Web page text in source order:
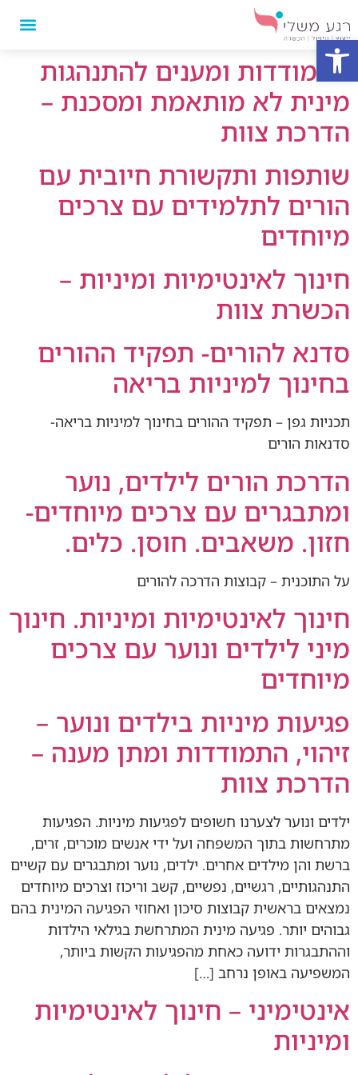
פתח סרגל נגישות
התמודדות ומענים להתנהגות
מינית לא מותאמת ומסכנת –
הדרכת צוות
שותפות ותקשורת חיובית עם
הורים לתלמידים עם צרכים
מיוחדים
חינוך לאינטימיות ומיניות –
הכשרת צוות
סדנא להורים- תפקיד ההורים
בחינוך למיניות בריאה
תכניות גפן – תפקיד ההורים בחינוך למיניות בריאה-
סדנאות הורים
הדרכת הורים לילדים, נוער
ומתבגרים עם צרכים מיוחדים-
חזון. משאבים. חוסן. כלים.
על התוכנית – קבוצות הדרכה להורים
חינוך לאינטימיות ומיניות. חינוך
מיני לילדים ונוער עם צרכים
מיוחדים
פגיעות מיניות בילדים ונוער –
זיהוי, התמודדות ומתן מענה –
הדרכת צוות
ילדים ונוער לצערנו חשופים לפגיעות מיניות. הפגיעות
מתרחשות בתוך המשפחה ועל ידי אנשים מוכרים, זרים,
ברשת והן מילדים אחרים. ילדים, נוער ומתבגרים עם קשיים
התנהגותיים, רגשיים, נפשיים, קשב וריכוז וצרכים מיוחדים
נמצאים בראשית קבוצות סיכון ואחוזי הפגיעה המינית בהם
גבוהים יותר. פגיעה מינית המתרחשת בגילאי הילדות
וההתבגרות ידועה כאחת מהפגיעות הקשות ביותר,
המשפיעה באופן נרחב […]
אינטימיני – חינוך לאינטימיות
ומיניות